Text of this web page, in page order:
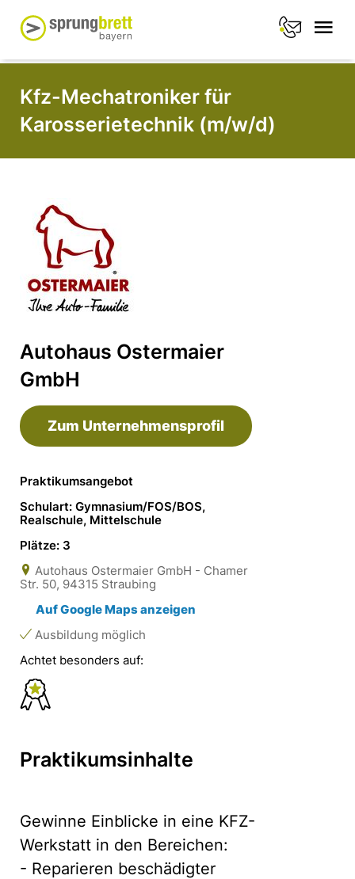
Kfz-Mechatroniker für
Karosserietechnik (m/w/d)
Autohaus Ostermaier
GmbH
Zum Unternehmensprofil
Praktikumsangebot
Schulart: Gymnasium/FOS/BOS,
Realschule, Mittelschule
Plätze: 3
Autohaus Ostermaier GmbH - Chamer
Str. 50, 94315 Straubing
Auf Google Maps anzeigen
Ausbildung möglich
Achtet besonders auf:
Praktikumsinhalte
Gewinne Einblicke in eine KFZ-
Werkstatt in den Bereichen:
- Reparieren beschädigter